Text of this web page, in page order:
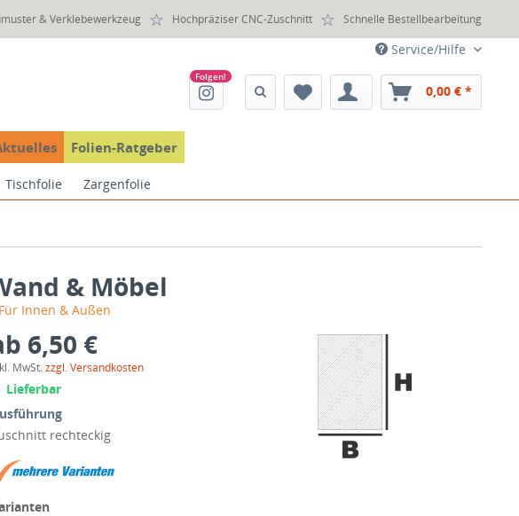
& Verklebewerkzeug Hochpräziser CNC-Zuschnitt Schnelle Bestellbearbeitung
Service/Hilfe
0,00 € *
Folien-Ratgeber
Tischfolie Zargenfolie
& Möbel
Für Innen & Außen
6,50 €
MwSt. zzgl. Versandkosten
Lieferbar
rechteckig